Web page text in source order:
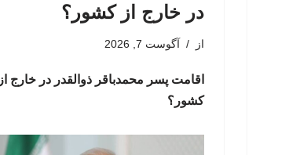
در خارج از کشور؟
از آگوست 7, 2026
اقامت پسر محمدباقر ذوالقدر در خارج از
کشور؟